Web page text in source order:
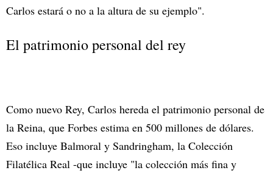
Carlos estará o no a la altura de su ejemplo".
El patrimonio personal del rey
Como nuevo Rey, Carlos hereda el patrimonio personal de
la Reina, que Forbes estima en 500 millones de dólares.
Eso incluye Balmoral y Sandringham, la Colección
Filatélica Real -que incluye "la colección más fina y